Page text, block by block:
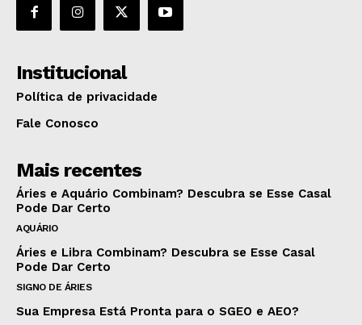
Institucional
Política de privacidade
Fale Conosco
Mais recentes
Áries e Aquário Combinam? Descubra se Esse Casal
Pode Dar Certo
AQUÁRIO
Áries e Libra Combinam? Descubra se Esse Casal
Pode Dar Certo
SIGNO DE ÁRIES
Sua Empresa Está Pronta para o SGEO e AEO?